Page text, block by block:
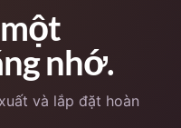
nhớ.
và lắp đặt hoàn